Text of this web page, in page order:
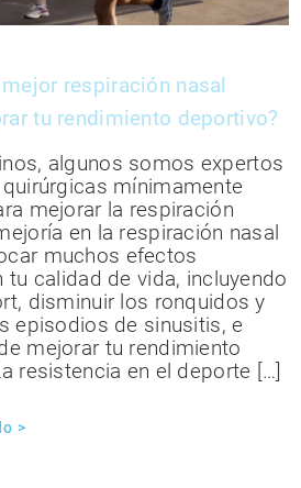
respiración nasal
tu rendimiento deportivo?
algunos somos expertos
mínimamente
mejorar la respiración
en la respiración nasal
muchos efectos
tu calidad de vida, incluyendo
disminuir los ronquidos y
episodios de sinusitis, e
mejorar tu rendimiento
resistencia en el deporte […]
>